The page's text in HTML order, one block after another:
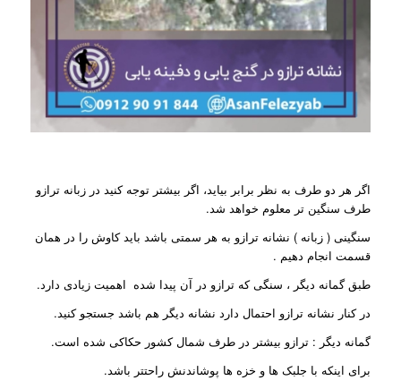
اگر هر دو طرف به نظر برابر بیاید، اگر بیشتر توجه کنید در زبانه ترازو
طرف سنگین تر معلوم خواهد شد.
سنگینی ( زبانه ) نشانه ترازو به هر سمتی باشد باید کاوش را در همان
قسمت انجام دهیم .
طبق گمانه دیگر ، سنگی که ترازو در آن پیدا شده اهمیت زیادی دارد.
در کنار نشانه ترازو احتمال دارد نشانه دیگر هم باشد جستجو کنید.
گمانه دیگر : ترازو بیشتر در طرف شمال کشور حکاکی شده است.
برای اینکه با جلبک ها و خزه ها پوشاندنش راحتتر باشد.